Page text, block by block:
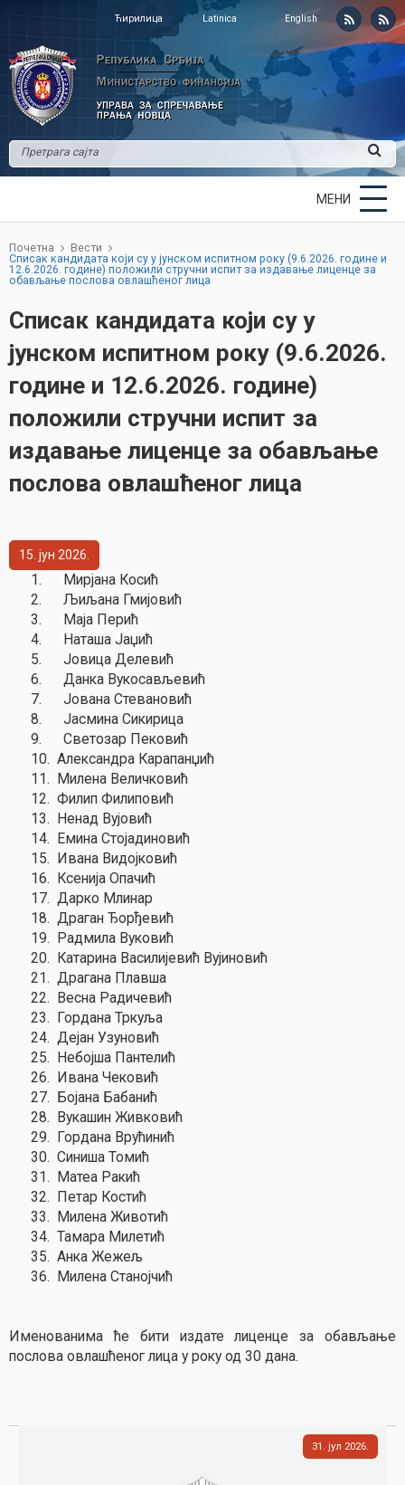
Ћирилица Latinica English
МЕНИ
Почетна
Вести
Списак кандидата који су у јунском испитном року (9.6.2026. године и
12.6.2026. године) положили стручни испит за издавање лиценце за
обављање послова овлашћеног лица
Списак кандидата који су у
јунском испитном року (9.6.2026.
године и 12.6.2026. године)
положили стручни испит за
издавање лиценце за обављање
послова овлашћеног лица
15 јун 2026
1.
Мирјана Косић
2.
Љиљана Гмијовић
3.
Маја Перић
4.
Наташа Јаџић
5.
Јовица Делевић
6.
Данка Вукосављевић
7.
Јована Стевановић
8.
Јасмина Сикирица
9.
Светозар Пековић
10. Александра Карапанџић
11. Милена Величковић
12. Филип Филиповић
13. Ненад Вујовић
14. Емина Стојадиновић
15. Ивана Видојковић
16. Ксенија Опачић
17. Дарко Млинар
18. Драган Ђорђевић
19. Радмила Вуковић
20. Катарина Василијевић Вујиновић
21. Драгана Плавша
22. Весна Радичевић
23. Гордана Тркуља
24. Дејан Узуновић
25. Небојша Пантелић
26. Ивана Чековић
27. Бојана Бабанић
28. Вукашин Живковић
29. Гордана Врућинић
30. Синиша Томић
31. Матеа Ракић
32. Петар Костић
33. Милена Животић
34. Тамара Милетић
35. Анка Жежељ
36. Милена Станојчић
Именованима ће бити издате лиценце за обављање
послова овлашћеног лица у року од 30 дана.
31 јул 2026